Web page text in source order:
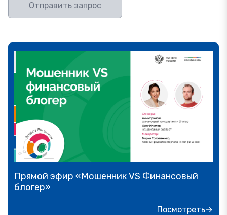
Отправить запрос
Прямой эфир «Мошенник VS Финансовый
блогер»
Посмотреть→